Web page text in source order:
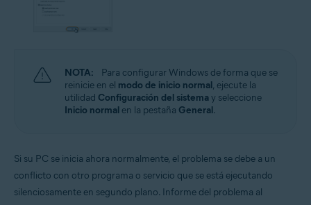
NOTA:
Para configurar Windows de forma que se
reinicie en el modo de inicio normal, ejecute la
utilidad Configuración del sistemay seleccione
Inicio normal en la pestaña General.
Si su PC se inicia ahora normalmente, el problema se debe a un
conflicto con otro programa o servicio que se está ejecutando
silenciosamente en segundo plano. Informe del problema al